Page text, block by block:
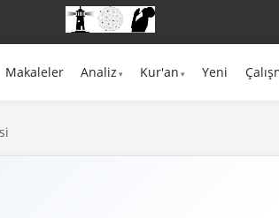
Makaleler Analiz Kur'an Yeni